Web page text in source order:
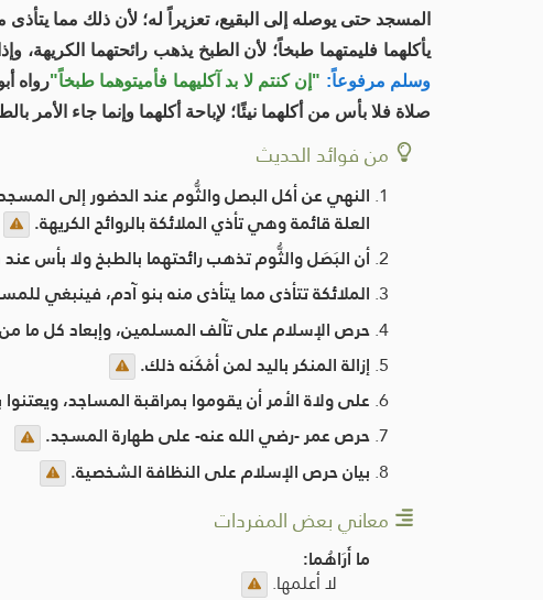
المسجد حتى يوصله إلى البقيع، تعزيراً له؛ لأن ذلك مما
يأكلهما فليمتهما طبخاً؛ لأن الطبخ يذهب رائحتهما الكريهة،
وسلم مرفوعاً: "إن كنتم لا بد آكليهما فأميتوهما طبخاً"رواه
صلاة فلا بأس من أكلهما نيئًا؛ لإباحة أكلهما وإنما جاء الأمر
من فوائد الحديث
النهي عن أكل البصل والثُّوم عند الحضور إلى
العلة قائمة وهي تأذي الملائكة بالروائح الكريهة.
أن البَصَل والثُّوم تذهب رائحتهما بالطبخ ولا بأس
الملائكة تتأذى مما يتأذى منه بنو آدم، فينبغي
حرص الإسلام على تآلف المسلمين، وإبعاد كل ما
إزالة المنكر باليد لمن أمْكَنه ذلك.
على ولاة الأمر أن يقوموا بمراقبة المساجد،
حرص عمر -رضي الله عنه- على طهارة المسجد.
بيان حرص الإسلام على النظافة الشخصية.
معاني بعض المفردات
ما أَرَاهُما:
لا أعلمها.